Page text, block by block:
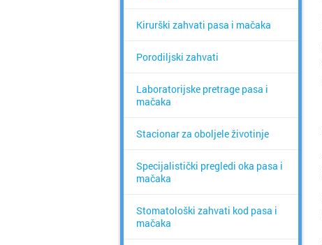
Kirurški zahvati pasa i mačaka
Porodiljski zahvati
Laboratorijske pretrage pasa i
mačaka
Stacionar za oboljele životinje
Specijalistički pregledi oka pasa i
mačaka
Stomatološki zahvati kod pasa i
mačaka